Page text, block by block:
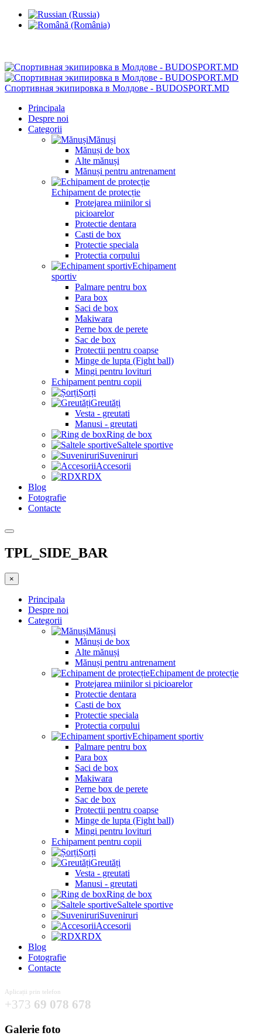
Спортивная экипировка в Молдове - BUDOSPORT.MD
Principala
Despre noi
Categorii
Mănuși
Mănuși de box
Alte mănuși
Mănuși pentru antrenament
Echipament de protecție
Protejarea miinilor si
picioarelor
Protectie dentara
Casti de box
Protectie speciala
Protectia corpului
Echipament
sportiv
Palmare pentru box
Para box
Saci de box
Makiwara
Perne box de perete
Sac de box
Protectii pentru coapse
Minge de lupta (Fight ball)
Mingi pentru lovituri
Echipament pentru copii
Șorți
Greutăți
Vesta - greutati
Manusi - greutati
Ring de box
Saltele sportive
Suveniruri
Accesorii
RDX
Blog
Fotografie
Contacte
TPL_SIDE_BAR
×
Principala
Despre noi
Categorii
Mănuși
Mănuși de box
Alte mănuși
Mănuși pentru antrenament
Echipament de protecție
Protejarea miinilor si picioarelor
Protectie dentara
Casti de box
Protectie speciala
Protectia corpului
Echipament sportiv
Palmare pentru box
Para box
Saci de box
Makiwara
Perne box de perete
Sac de box
Protectii pentru coapse
Minge de lupta (Fight ball)
Mingi pentru lovituri
Echipament pentru copii
Șorți
Greutăți
Vesta - greutati
Manusi - greutati
Ring de box
Saltele sportive
Suveniruri
Accesorii
RDX
Blog
Fotografie
Contacte
Aplicații prin telefon
+373 69 078 678
Galerie foto